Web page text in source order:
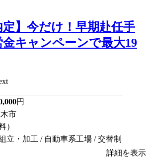
定】今だけ！早期赴任手
金キャンペーンで最大19
円
市
）
立・加工 / 自動車系工場 / 交替制
詳細を表示